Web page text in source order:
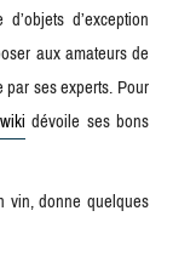
d’exception
aux amateurs de
ses experts. Pour
dévoile ses bons
vin, donne quelques